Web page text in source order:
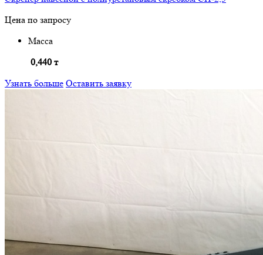
Цена по запросу
Масса
0,440 т
Узнать больше Оставить заявку